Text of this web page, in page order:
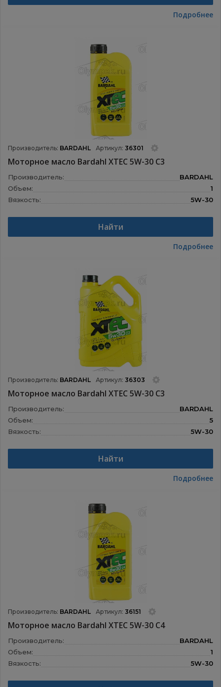
Подробнее
Производитель: BARDAHL Артикул: 36301
Моторное масло Bardahl XTEC 5W-30 С3
Производитель:
BARDAHL
Объем:
1
Вязкость:
5W-30
Найти
Подробнее
Производитель: BARDAHL Артикул: 36303
Моторное масло Bardahl XTEC 5W-30 С3
Производитель:
BARDAHL
Объем:
5
Вязкость:
5W-30
Найти
Подробнее
Производитель: BARDAHL Артикул: 36151
Моторное масло Bardahl XTEC 5W-30 С4
Производитель:
BARDAHL
Объем:
1
Вязкость:
5W-30